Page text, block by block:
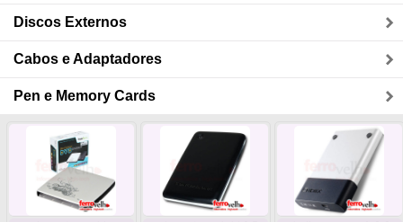
Discos Externos
Cabos e Adaptadores
Pen e Memory Cards